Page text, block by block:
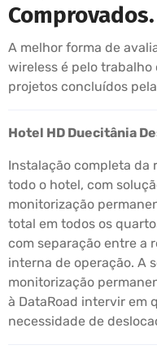
Comprovados.
A melhor forma de
wireless é pelo trabalho
projetos concluídos
Hotel HD Duecitânia
Instalação completa da
todo o hotel, com
monitorização
total em todos os
com separação entre a
interna de operação. A
monitorização
à DataRoad intervir em
necessidade de